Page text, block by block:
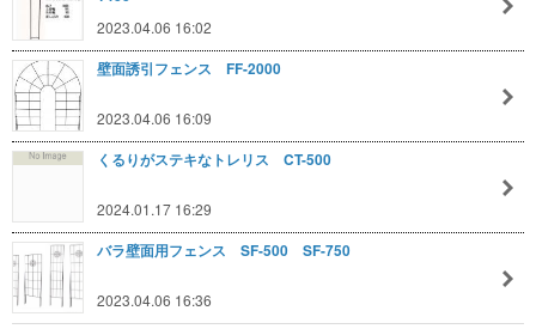
2023.04.06 16:02
壁面誘引フェンス FF-2000
2023.04.06 16:09
くるりがステキなトレリス CT-500
2024.01.17 16:29
バラ壁面用フェンス SF-500 SF-750
2023.04.06 16:36